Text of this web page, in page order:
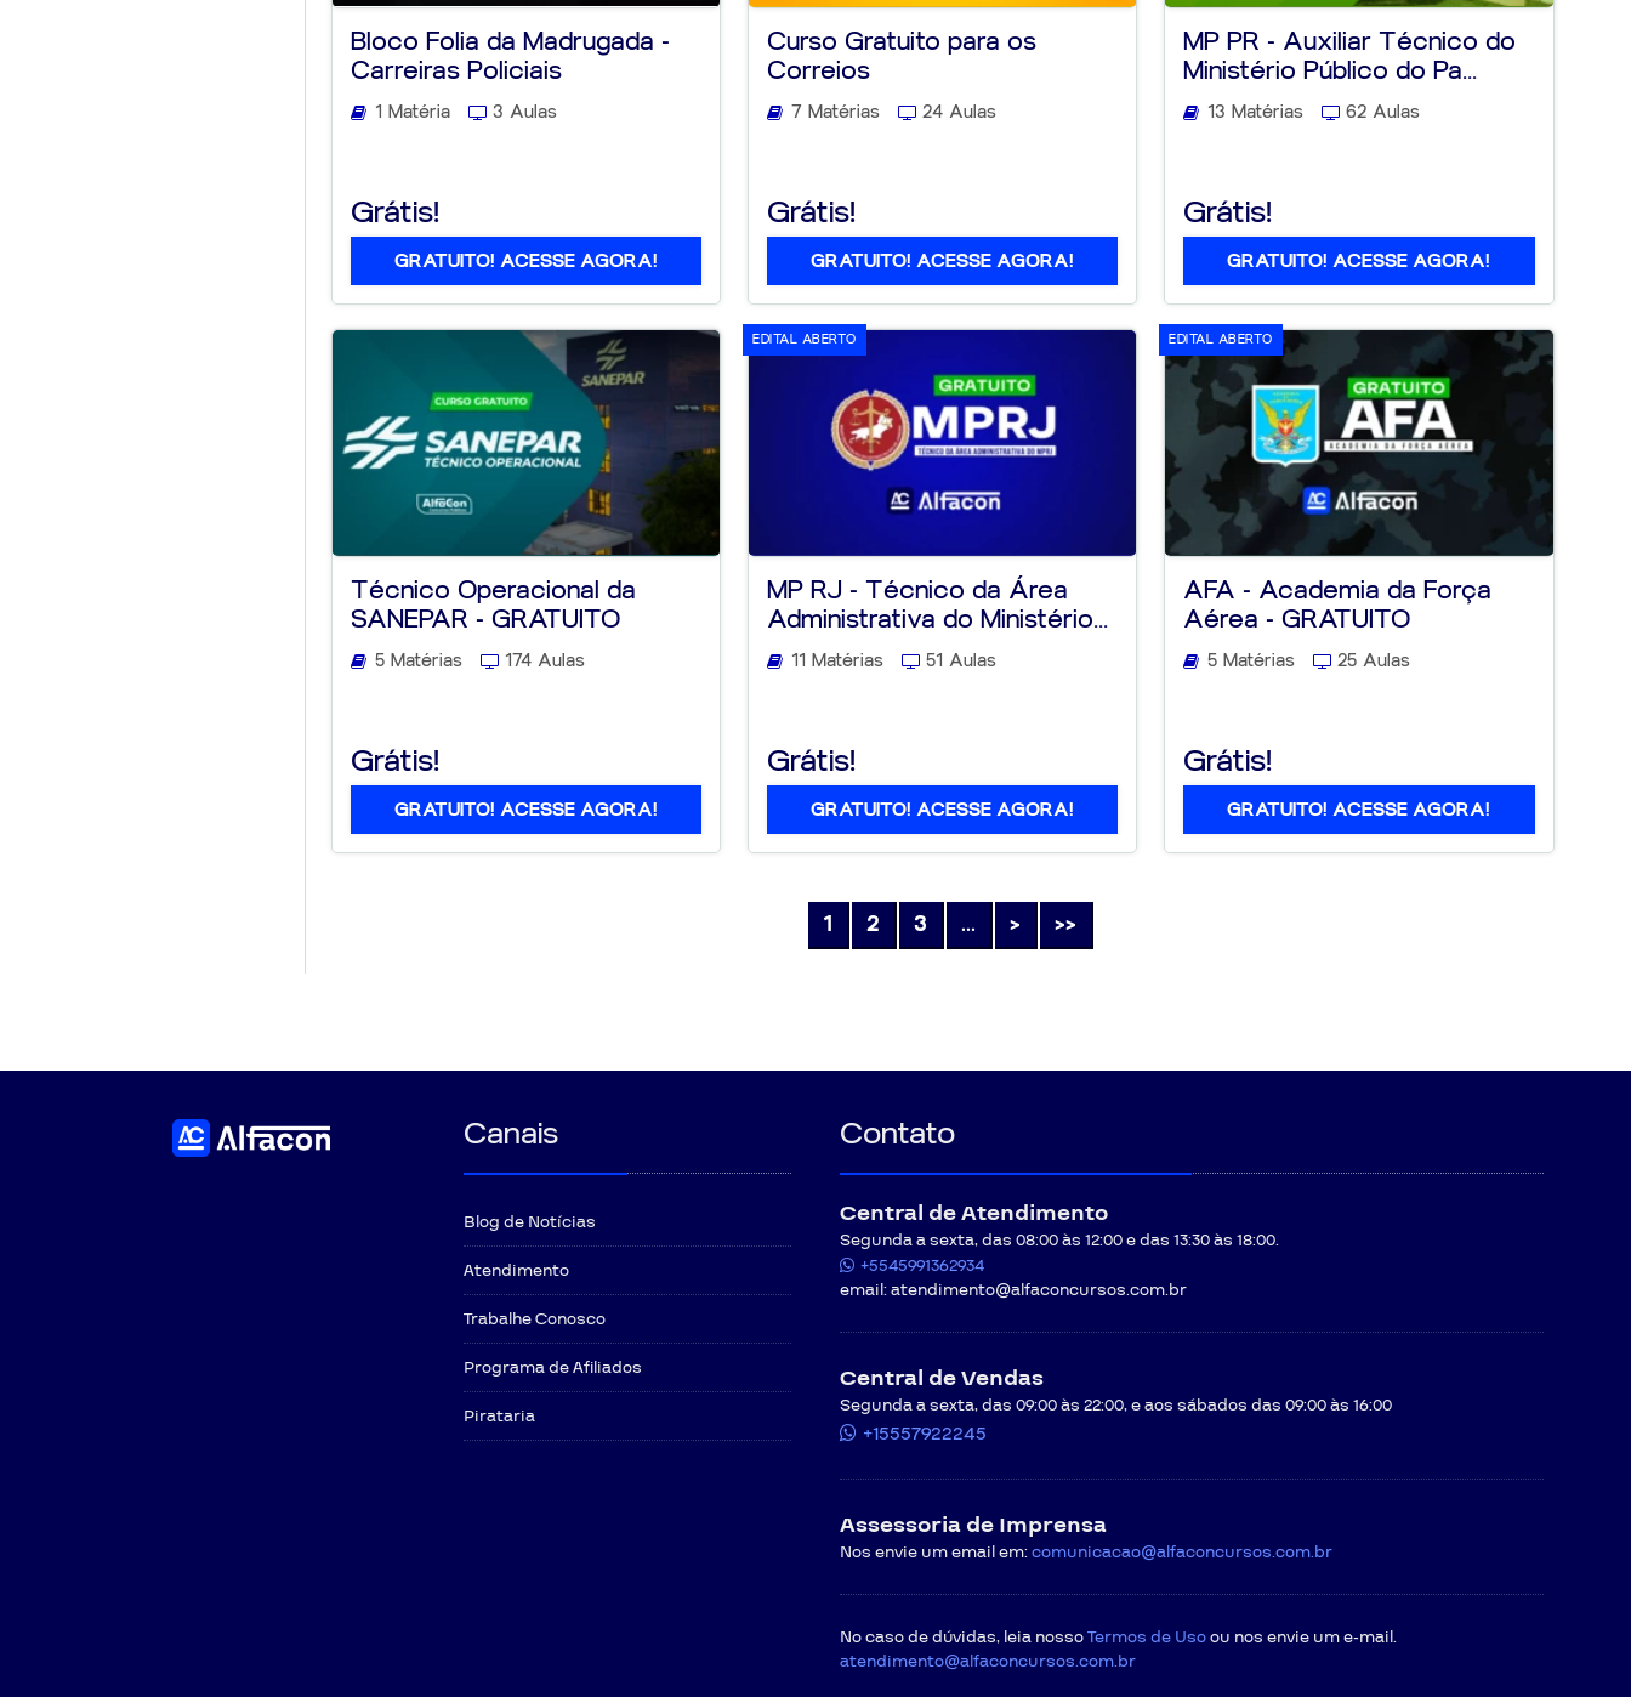
Bloco Folia da Madrugada -
Carreiras Policiais
1 Matéria 3 Aulas
Grátis!
GRATUITO! ACESSE AGORA!
Curso Gratuito para os
Correios
7 Matérias 24 Aulas
Grátis!
GRATUITO! ACESSE AGORA!
MP PR - Auxiliar Técnico do
Ministério Público do Pa...
13 Matérias 62 Aulas
Grátis!
GRATUITO! ACESSE AGORA!
Técnico Operacional da
SANEPAR - GRATUITO
5 Matérias 174 Aulas
Grátis!
GRATUITO! ACESSE AGORA!
MP RJ - Técnico da Área
Administrativa do Ministério...
11 Matérias 51 Aulas
Grátis!
GRATUITO! ACESSE AGORA!
EDITAL ABERTO
AFA - Academia da Força
Aérea - GRATUITO
5 Matérias 25 Aulas
Grátis!
GRATUITO! ACESSE AGORA!
EDITAL ABERTO
1 2 3 ... > >>
Canais
Blog de Notícias
Atendimento
Trabalhe Conosco
Programa de Afiliados
Pirataria
Contato
Central de Atendimento
Segunda a sexta, das 08:00 às 12:00 e das 13:30 às 18:00.
+5545991362934
email:atendimento@alfaconcursos.com.br
Central de Vendas
Segunda a sexta, das 09:00 às 22:00, e aos sábados das 09:00 às 16:00
+15557922245
Assessoria de Imprensa
Nos envie um email em:comunicacao@alfaconcursos.com.br
No caso de dúvidas, leia nossoTermos de Usoou nos envie um e-mail.
atendimento@alfaconcursos.com.br